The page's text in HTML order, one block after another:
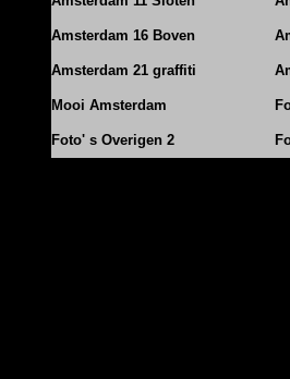
Amsterdam 16 Boven
Amsterdam 21 graffiti
Mooi Amsterdam
Foto' s Overigen 2